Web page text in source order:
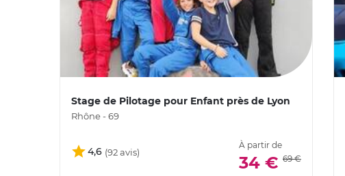
Stage de Pilotage pour Enfant près de Lyon
Rhône - 69
4,6
À partir de
34 € 69 €